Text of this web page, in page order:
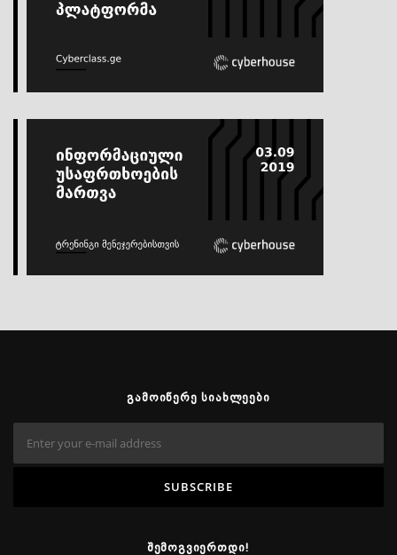
ᲒᲐᲛᲝᲘᲬᲔᲠᲔ ᲡᲘᲐᲮᲚᲔᲔᲑᲘ
ᲨᲔᲛᲝᲒᲕᲘᲔᲠᲗᲓᲘ!